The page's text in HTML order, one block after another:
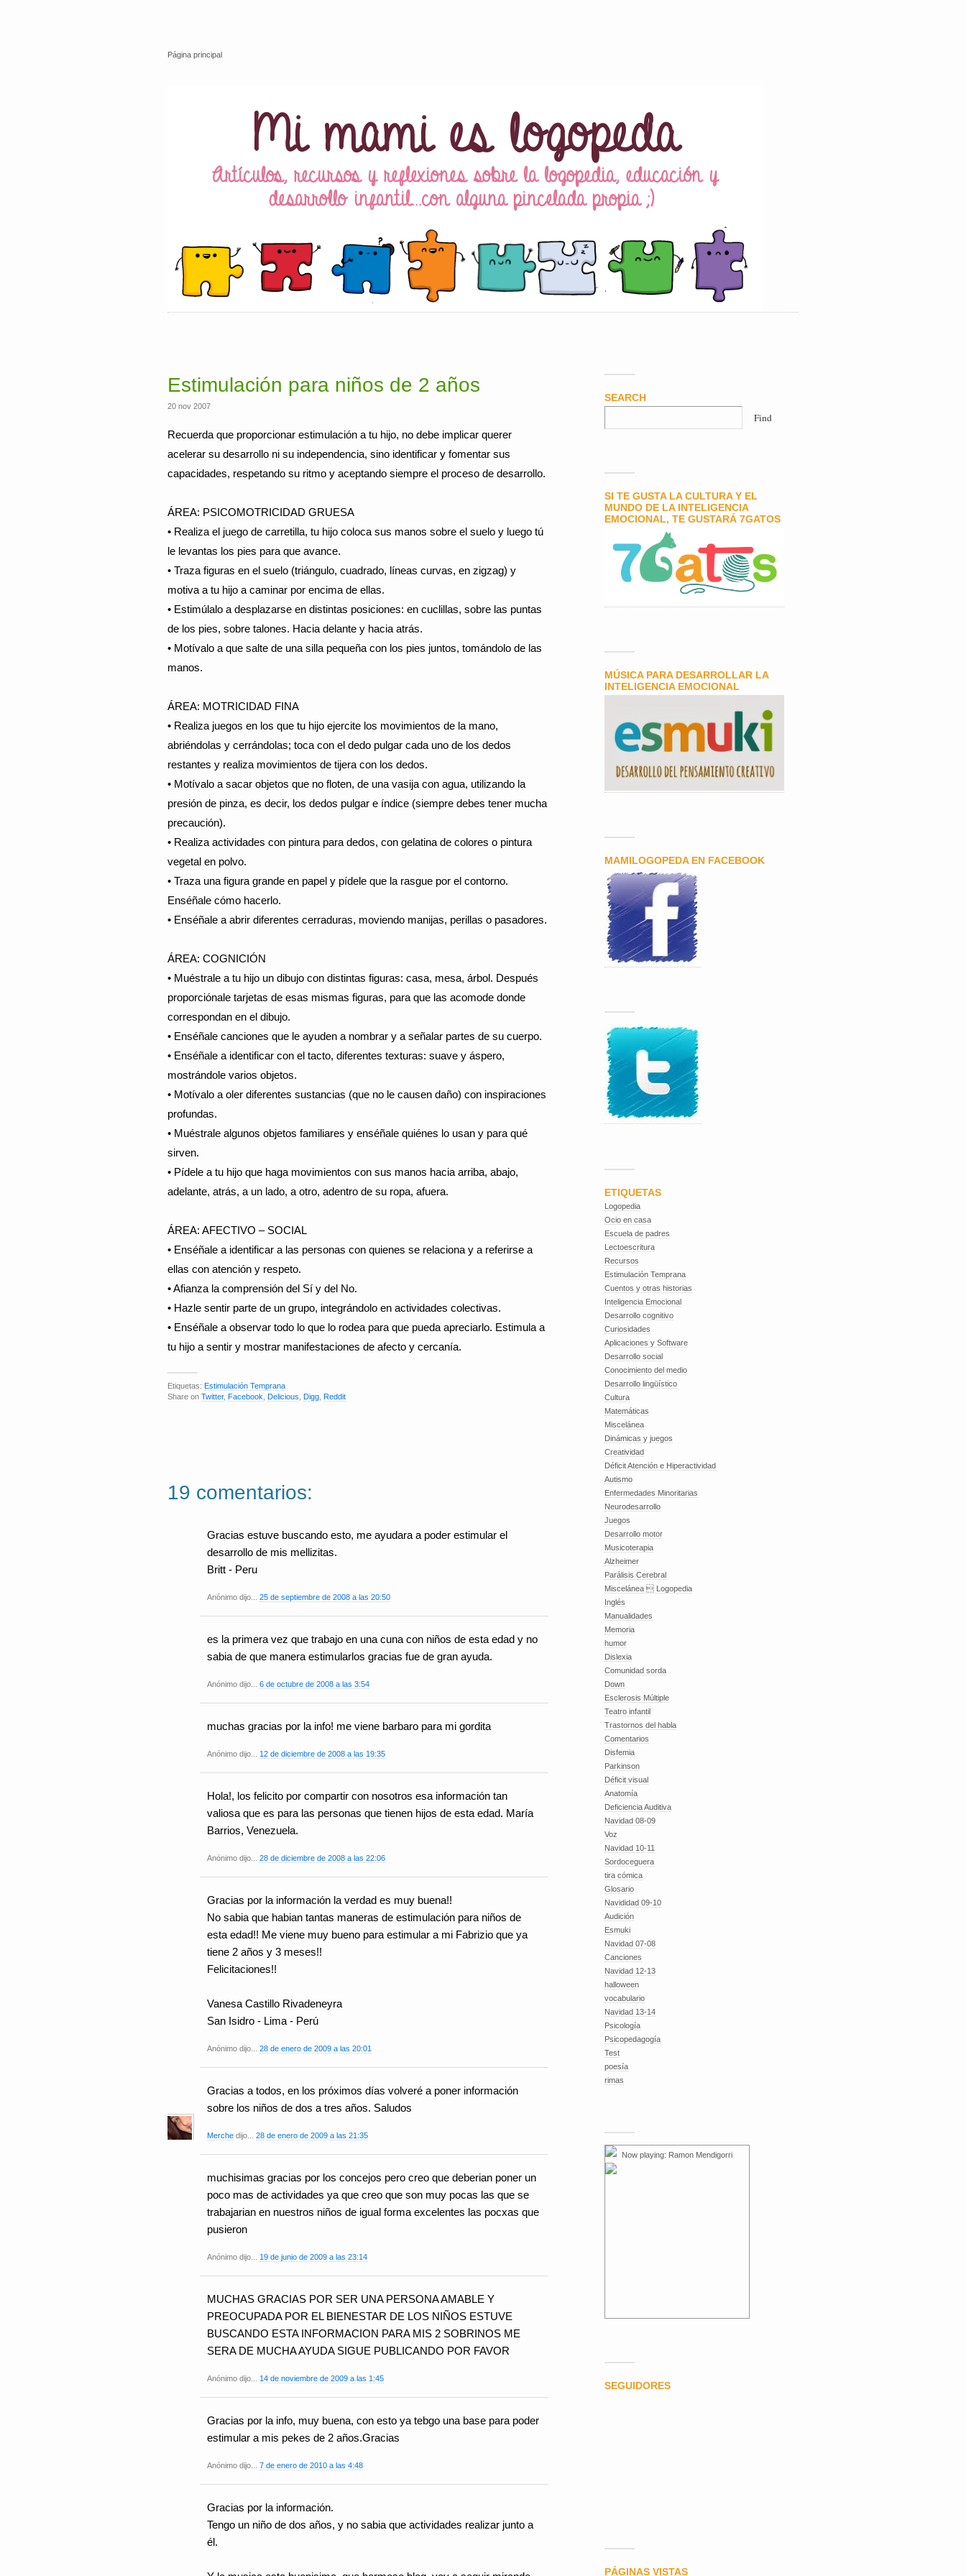
Página principal
Estimulación para niños de 2 años
20 nov 2007
Recuerda que proporcionar estimulación a tu hijo, no debe implicar querer
acelerar su desarrollo ni su independencia, sino identificar y fomentar sus
capacidades, respetando su ritmo y aceptando siempre el proceso de desarrollo.
ÁREA: PSICOMOTRICIDAD GRUESA
• Realiza el juego de carretilla, tu hijo coloca sus manos sobre el suelo y luego tú
le levantas los pies para que avance.
• Traza figuras en el suelo (triángulo, cuadrado, líneas curvas, en zigzag) y
motiva a tu hijo a caminar por encima de ellas.
• Estimúlalo a desplazarse en distintas posiciones: en cuclillas, sobre las puntas
de los pies, sobre talones. Hacia delante y hacia atrás.
• Motívalo a que salte de una silla pequeña con los pies juntos, tomándolo de las
manos.
ÁREA: MOTRICIDAD FINA
• Realiza juegos en los que tu hijo ejercite los movimientos de la mano,
abriéndolas y cerrándolas; toca con el dedo pulgar cada uno de los dedos
restantes y realiza movimientos de tijera con los dedos.
• Motívalo a sacar objetos que no floten, de una vasija con agua, utilizando la
presión de pinza, es decir, los dedos pulgar e índice (siempre debes tener mucha
precaución).
• Realiza actividades con pintura para dedos, con gelatina de colores o pintura
vegetal en polvo.
• Traza una figura grande en papel y pídele que la rasgue por el contorno.
Enséñale cómo hacerlo.
• Enséñale a abrir diferentes cerraduras, moviendo manijas, perillas o pasadores.
ÁREA: COGNICIÓN
• Muéstrale a tu hijo un dibujo con distintas figuras: casa, mesa, árbol. Después
proporciónale tarjetas de esas mismas figuras, para que las acomode donde
correspondan en el dibujo.
• Enséñale canciones que le ayuden a nombrar y a señalar partes de su cuerpo.
• Enséñale a identificar con el tacto, diferentes texturas: suave y áspero,
mostrándole varios objetos.
• Motívalo a oler diferentes sustancias (que no le causen daño) con inspiraciones
profundas.
• Muéstrale algunos objetos familiares y enséñale quiénes lo usan y para qué
sirven.
• Pídele a tu hijo que haga movimientos con sus manos hacia arriba, abajo,
adelante, atrás, a un lado, a otro, adentro de su ropa, afuera.
ÁREA: AFECTIVO – SOCIAL
• Enséñale a identificar a las personas con quienes se relaciona y a referirse a
ellas con atención y respeto.
• Afianza la comprensión del Sí y del No.
• Hazle sentir parte de un grupo, integrándolo en actividades colectivas.
• Enséñale a observar todo lo que lo rodea para que pueda apreciarlo. Estimula a
tu hijo a sentir y mostrar manifestaciones de afecto y cercanía.
Etiquetas: Estimulación Temprana
Share on Twitter, Facebook Delicious Digg Reddit
19 comentarios:
Gracias estuve buscando esto, me ayudara a poder estimular el
desarrollo de mis mellizitas.
Britt - Peru
Anónimo dijo... 25 de septiembre de 2008 a las 20:50
es la primera vez que trabajo en una cuna con niños de esta edad y no
sabia de que manera estimularlos gracias fue de gran ayuda.
Anónimo dijo... 6 de octubre de 2008 a las 3:54
muchas gracias por la info! me viene barbaro para mi gordita
Anónimo dijo... 12 de diciembre de 2008 a las 19:35
Hola!, los felicito por compartir con nosotros esa información tan
valiosa que es para las personas que tienen hijos de esta edad. María
Barrios, Venezuela.
Anónimo dijo... 28 de diciembre de 2008 a las 22:06
Gracias por la información la verdad es muy buena!!
No sabia que habian tantas maneras de estimulación para niños de
esta edad!! Me viene muy bueno para estimular a mi Fabrizio que ya
tiene 2 años y 3 meses!!
Felicitaciones!!
Vanesa Castillo Rivadeneyra
San Isidro - Lima - Perú
Anónimo dijo... 28 de enero de 2009 a las 20:01
Gracias a todos, en los próximos días volveré a poner información
sobre los niños de dos a tres años. Saludos
Merche dijo... 28 de enero de 2009 a las 21:35
muchisimas gracias por los concejos pero creo que deberian poner un
poco mas de actividades ya que creo que son muy pocas las que se
trabajarian en nuestros niños de igual forma excelentes las pocxas que
pusieron
Anónimo dijo... 19 de junio de 2009 a las 23:14
MUCHAS GRACIAS POR SER UNA PERSONA AMABLE Y
PREOCUPADA POR EL BIENESTAR DE LOS NIÑOS ESTUVE
BUSCANDO ESTA INFORMACION PARA MIS 2 SOBRINOS ME
SERA DE MUCHA AYUDA SIGUE PUBLICANDO POR FAVOR
Anónimo dijo... 14 de noviembre de 2009 a las 1:45
Gracias por la info, muy buena, con esto ya tebgo una base para poder
estimular a mis pekes de 2 años.Gracias
Anónimo dijo... 7 de enero de 2010 a las 4:48
Gracias por la información.
Tengo un niño de dos años, y no sabia que actividades realizar junto a
él.
SEARCH
SI TE GUSTA LA CULTURA Y EL
MUNDO DE LA INTELIGENCIA
EMOCIONAL, TE GUSTARÁ 7GATOS
MÚSICA PARA DESARROLLAR LA
INTELIGENCIA EMOCIONAL
MAMILOGOPEDA EN FACEBOOK
ETIQUETAS
Logopedia
Ocio en casa
Escuela de padres
Lectoescritura
Recursos
Estimulación Temprana
Cuentos y otras historias
Inteligencia Emocional
Desarrollo cognitivo
Curiosidades
Aplicaciones y Software
Desarrollo social
Conocimiento del medio
Desarrollo lingüístico
Cultura
Matemáticas
Miscelánea
Dinámicas y juegos
Creatividad
Déficit Atención e Hiperactividad
Autismo
Enfermedades Minoritarias
Neurodesarrollo
Juegos
Desarrollo motor
Musicoterapia
Alzheimer
Parálisis Cerebral
Miscelánea  Logopedia
Inglés
Manualidades
Memoria
humor
Dislexia
Comunidad sorda
Down
Esclerosis Múltiple
Teatro infantil
Trastornos del habla
Comentarios
Disfemia
Parkinson
Déficit visual
Anatomía
Deficiencia Auditiva
Navidad 08-09
Voz
Navidad 10-11
Sordoceguera
tira cómica
Glosario
Navididad 09-10
Audición
Esmuki
Navidad 07-08
Canciones
Navidad 12-13
halloween
vocabulario
Navidad 13-14
Psicología
Psicopedagogía
Test
poesía
rimas
Now playing: Ramon Mendigorri
SEGUIDORES
PÁGINAS VISTAS